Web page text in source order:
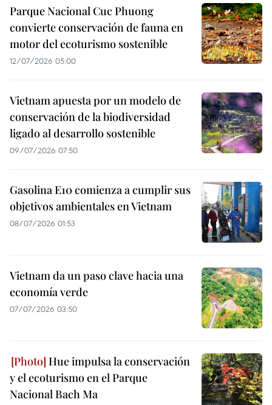
Parque Nacional Cuc Phuong
convierte conservación de fauna en
motor del ecoturismo sostenible
12/07/2026 05:00
Vietnam apuesta por un modelo de
conservación de la biodiversidad
ligado al desarrollo sostenible
09/07/2026 07:50
Gasolina E10 comienza a cumplir sus
objetivos ambientales en Vietnam
08/07/2026 01:53
Vietnam da un paso clave hacia una
economía verde
07/07/2026 03:50
Hue impulsa la conservación
y el ecoturismo en el Parque
Nacional Bach Ma